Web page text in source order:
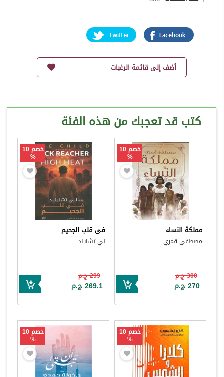
أضف إلى قائمة الرغبات
كتب قد تعجبك من هذه الفئة
خصم 10
%
مملكة النساء
مصطفى قمري
300 ج.م
270 ج.م
خصم 10
%
فى قلب الجحيم
لي تشايلد
299 ج.م
269.1 ج.م
خصم 10
%
خصم 10
%